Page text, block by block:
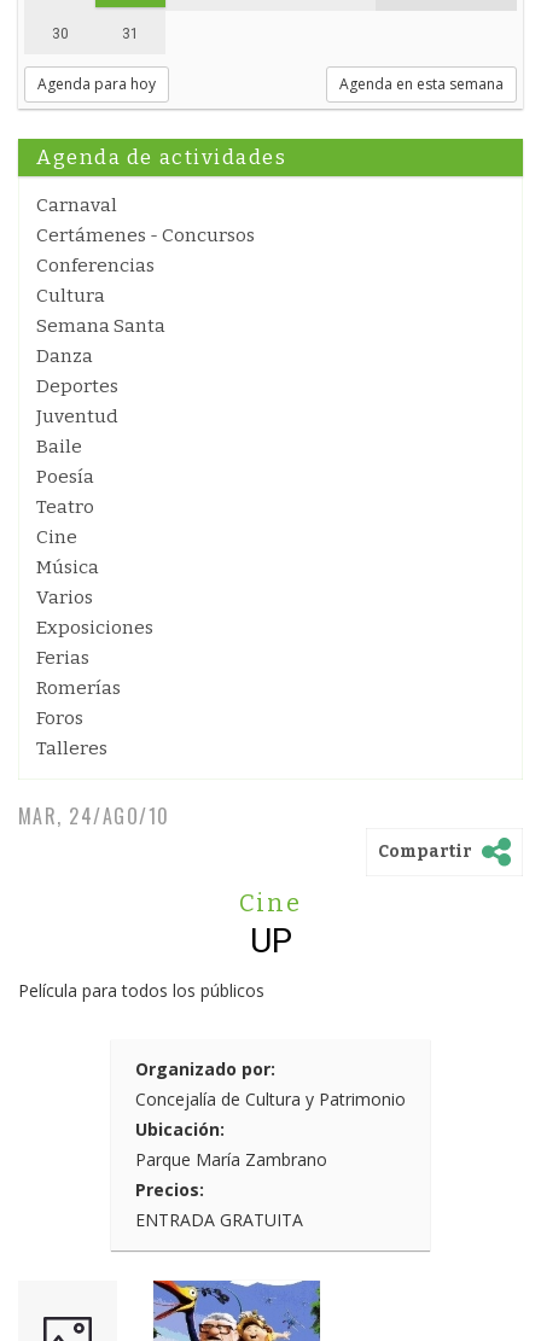
30 31
Agenda para hoy Agenda en esta semana
Agenda de actividades
Carnaval
Certámenes - Concursos
Conferencias
Cultura
Semana Santa
Danza
Deportes
Juventud
Baile
Poesía
Teatro
Cine
Música
Varios
Exposiciones
Ferias
Romerías
Foros
Talleres
MAR, 24/AGO/10
Compartir
Cine
UP
Película para todos los públicos
Organizado por:
Concejalía de Cultura y Patrimonio
Ubicación:
Parque María Zambrano
Precios:
ENTRADA GRATUITA